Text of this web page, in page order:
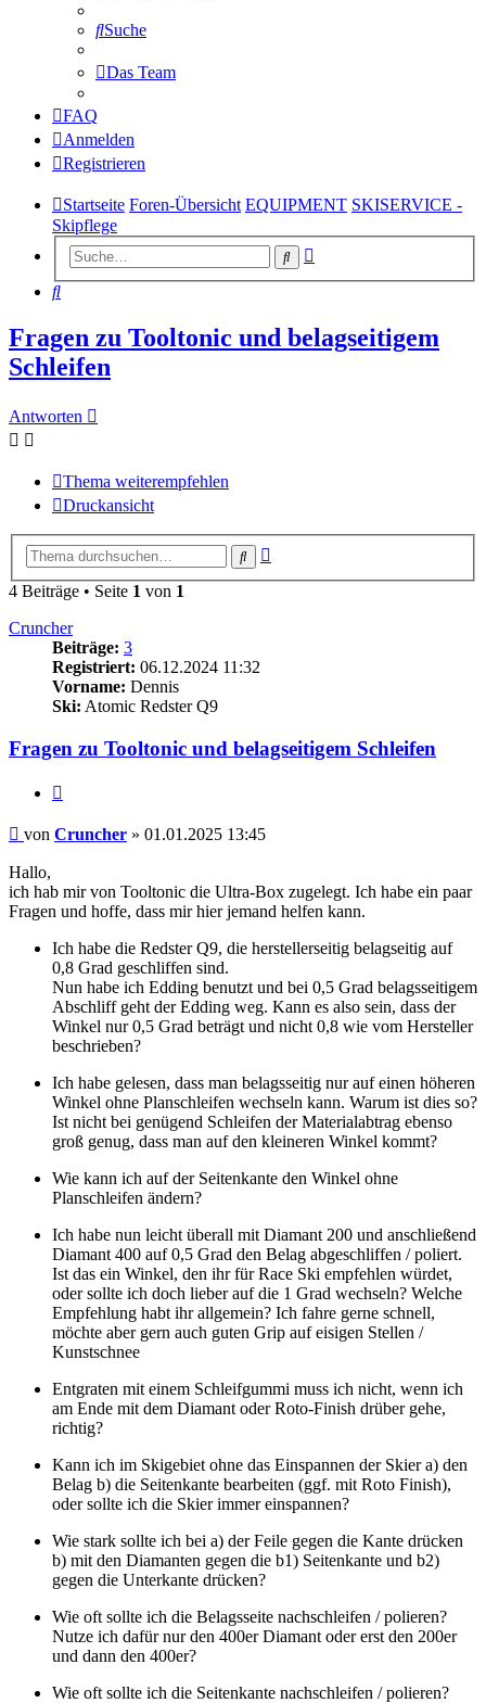
Suche
Das Team
FAQ
Anmelden
Registrieren
Startseite Foren-Übersicht EQUIPMENT SKISERVICE -
Skipflege
Suche
Suche
Fragen zu Tooltonic und belagseitigem
Schleifen
Antworten
Thema weiterempfehlen
Druckansicht
Suche
4 Beiträge • Seite 1 von 1
Cruncher
Beiträge: 3
Registriert: 06.12.2024 11:32
Vorname: Dennis
Ski: Atomic Redster Q9
Fragen zu Tooltonic und belagseitigem Schleifen
Beitrag
von Cruncher » 01.01.2025 13:45
Hallo,
ich hab mir von Tooltonic die Ultra-Box zugelegt. Ich habe ein paar
Fragen und hoffe, dass mir hier jemand helfen kann.
Ich habe die Redster Q9, die herstellerseitig belagseitig auf
0,8 Grad geschliffen sind.
Nun habe ich Edding benutzt und bei 0,5 Grad belagsseitigem
Abschliff geht der Edding weg. Kann es also sein, dass der
Winkel nur 0,5 Grad beträgt und nicht 0,8 wie vom Hersteller
beschrieben?
Ich habe gelesen, dass man belagsseitig nur auf einen höheren
Winkel ohne Planschleifen wechseln kann. Warum ist dies so?
Ist nicht bei genügend Schleifen der Materialabtrag ebenso
groß genug, dass man auf den kleineren Winkel kommt?
Wie kann ich auf der Seitenkante den Winkel ohne
Planschleifen ändern?
Ich habe nun leicht überall mit Diamant 200 und anschließend
Diamant 400 auf 0,5 Grad den Belag abgeschliffen / poliert.
Ist das ein Winkel, den ihr für Race Ski empfehlen würdet,
oder sollte ich doch lieber auf die 1 Grad wechseln? Welche
Empfehlung habt ihr allgemein? Ich fahre gerne schnell,
möchte aber gern auch guten Grip auf eisigen Stellen /
Kunstschnee
Entgraten mit einem Schleifgummi muss ich nicht, wenn ich
am Ende mit dem Diamant oder Roto-Finish drüber gehe,
richtig?
Kann ich im Skigebiet ohne das Einspannen der Skier a) den
Belag b) die Seitenkante bearbeiten (ggf. mit Roto Finish),
oder sollte ich die Skier immer einspannen?
Wie stark sollte ich bei a) der Feile gegen die Kante drücken
b) mit den Diamanten gegen die b1) Seitenkante und b2)
gegen die Unterkante drücken?
Wie oft sollte ich die Belagsseite nachschleifen / polieren?
Nutze ich dafür nur den 400er Diamant oder erst den 200er
und dann den 400er?
Wie oft sollte ich die Seitenkante nachschleifen / polieren?